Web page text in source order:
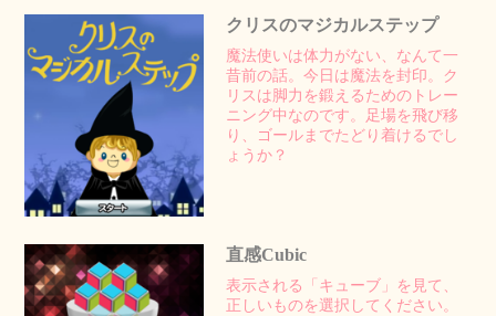
クリスのマジカルステップ
魔法使いは体力がない、なんて一
昔前の話。今日は魔法を封印。ク
リスは脚力を鍛えるためのトレー
ニング中なのです。足場を飛び移
り、ゴールまでたどり着けるでし
ょうか？
直感Cubic
表示される「キューブ」を見て、
正しいものを選択してください。